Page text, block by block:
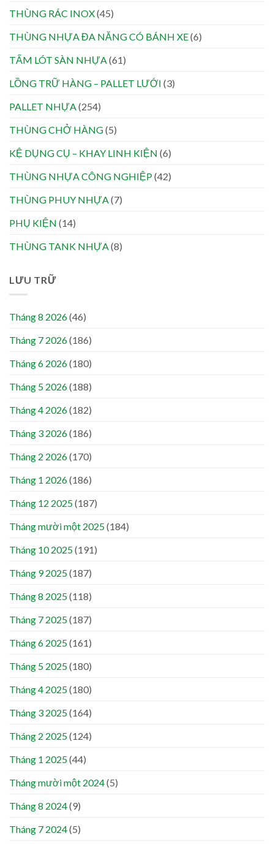
THÙNG RÁC INOX(45)
THÙNG NHỰA ĐA NĂNG CÓ BÁNH XE(6)
TẤM LÓT SÀN NHỰA(61)
LỒNG TRỮ HÀNG – PALLET LƯỚI (3)
PALLET NHỰA(254)
THÙNG CHỞ HÀNG(5)
KỆ DỤNG CỤ – KHAY LINH KIỆN (6)
THÙNG NHỰA CÔNG NGHIỆP(42)
THÙNG PHUY NHỰA(7)
PHỤ KIỆN (14)
THÙNG TANK NHỰA(8)
LƯU TRỮ
Tháng 8 2026(46)
Tháng 7 2026(186)
Tháng 6 2026(180)
Tháng 5 2026(188)
Tháng 4 2026(182)
Tháng 3 2026(186)
Tháng 2 2026(170)
Tháng 1 2026(186)
Tháng 12 2025(187)
Tháng mười một 2025(184)
Tháng 10 2025(191)
Tháng 9 2025(187)
Tháng 8 2025(118)
Tháng 7 2025(187)
Tháng 6 2025(161)
Tháng 5 2025(180)
Tháng 4 2025(180)
Tháng 3 2025(164)
Tháng 2 2025(124)
Tháng 1 2025(44)
Tháng mười một 2024(5)
Tháng 8 2024(9)
Tháng 7 2024(5)